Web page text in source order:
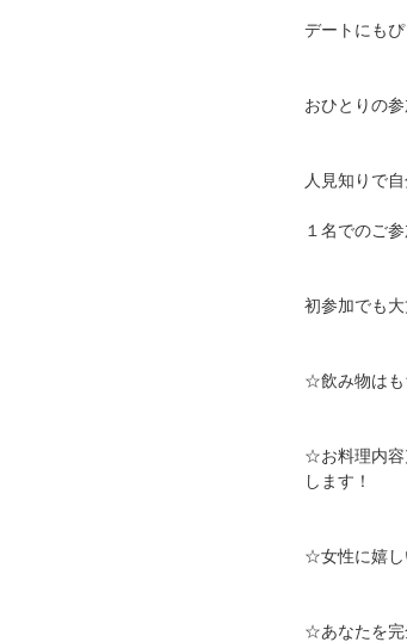
デートにも
おひとりの
人見知りで
１名でのご
初参加でも大
☆飲み物はも
☆お料理内容
します！
☆女性に嬉し
☆あなたを完